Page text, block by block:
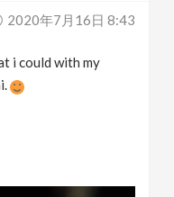
2020年7月16日 8:43
i could with my